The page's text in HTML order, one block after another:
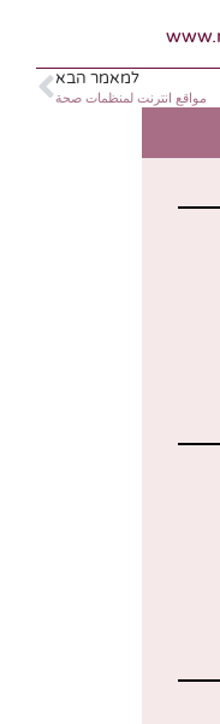
למאמר הבא
مواقع انترنت لمنظمات صحة